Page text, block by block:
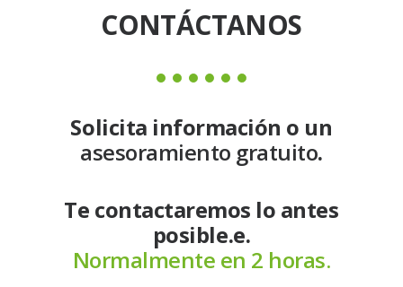
CONTÁCTANOS
Solicita información o un
asesoramiento gratuito.
Te contactaremos lo antes
posible.e.
Normalmente en 2 horas.